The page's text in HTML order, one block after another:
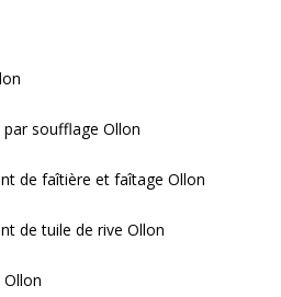
soufflage Ollon
de faîtière et faîtage Ollon
de tuile de rive Ollon